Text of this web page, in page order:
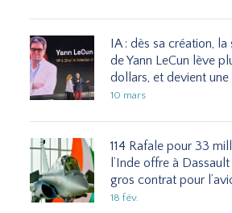
IA : dès sa création,
de Yann LeCun lève
dollars, et devient
10 mars
114 Rafale pour 33
l’Inde offre à
gros contrat pour
18 fév.